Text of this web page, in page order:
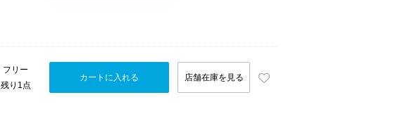
フリー
残り1点
カートに入れる 店舗在庫を見る